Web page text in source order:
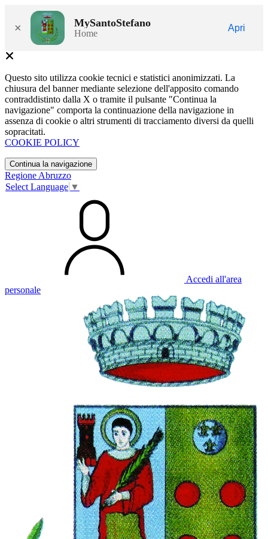
× MySantoStefano
Home
Apri
Questo sito utilizza cookie tecnici e statistici anonimizzati. La
chiusura del banner mediante selezione dell'apposito comando
contraddistinto dalla X o tramite il pulsante "Continua la
navigazione" comporta la continuazione della navigazione in
assenza di cookie o altri strumenti di tracciamento diversi da quelli
sopracitati.
COOKIE POLICY
Continua la navigazione
Regione Abruzzo
Select Language ▼
Accedi all'area
personale